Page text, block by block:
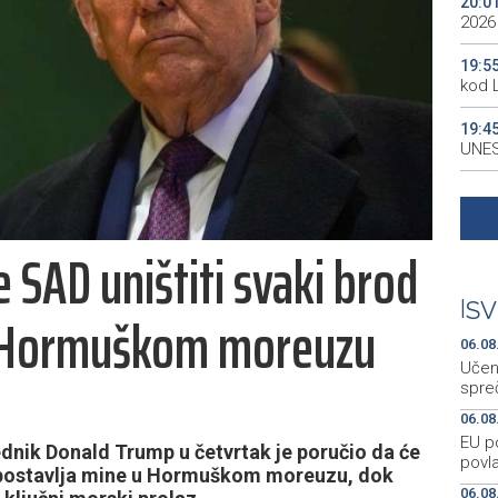
uništiti svaki brod
moreuzu
Donald Trump u četvrtak je poručio da će
mine u Hormuškom moreuzu, dok
2026
kod
EU